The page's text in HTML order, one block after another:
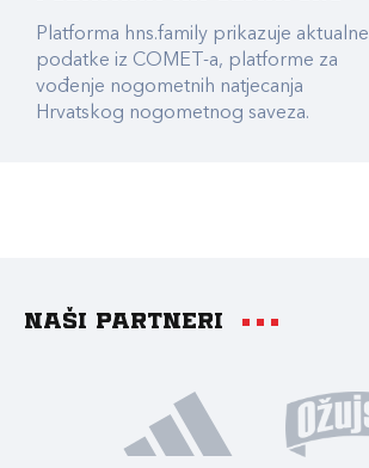
Platforma hns.family prikazuje aktualne
podatke iz COMET-a, platforme za
vođenje nogometnih natjecanja
Hrvatskog nogometnog saveza.
Naši partneri